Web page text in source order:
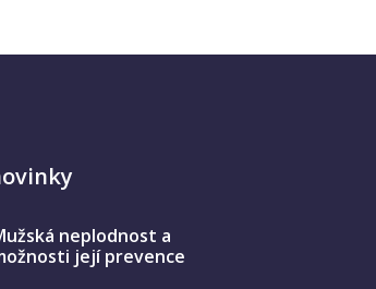
neplodnost a
její prevence